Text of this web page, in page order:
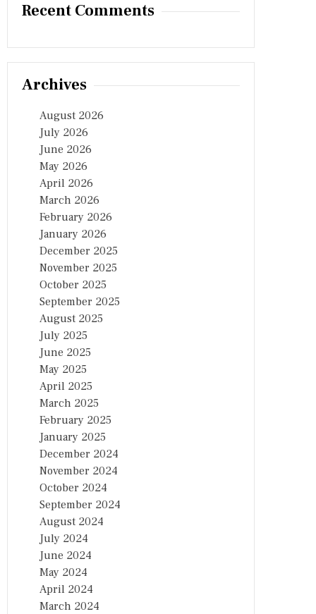
Recent Comments
Archives
August 2026
July 2026
June 2026
May 2026
April 2026
March 2026
February 2026
January 2026
December 2025
November 2025
October 2025
September 2025
August 2025
July 2025
June 2025
May 2025
April 2025
March 2025
February 2025
January 2025
December 2024
November 2024
October 2024
September 2024
August 2024
July 2024
June 2024
May 2024
April 2024
March 2024